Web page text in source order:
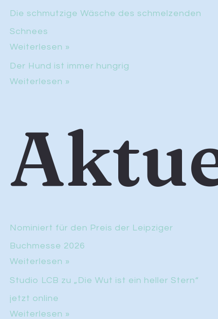
Die schmutzige Wäsche des schmelzenden
Schnees
Weiterlesen »
Der Hund ist immer hungrig
Weiterlesen »
Nominiert für den Preis der Leipziger
Buchmesse 2026
Weiterlesen »
Studio LCB zu „Die Wut ist ein heller Stern“
jetzt online
Weiterlesen »